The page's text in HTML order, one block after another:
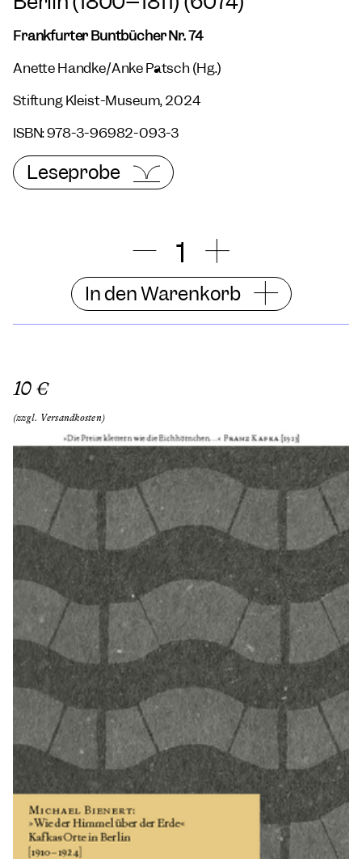
Frankfurter Buntbücher Nr. 74
Anette Handke/Anke Pätsch (Hg.)
Stiftung Kleist-Museum, 2024
ISBN: 978-3-96982-093-3
Leseprobe
In den Warenkorb
10 €
(zzgl. Versandkosten)